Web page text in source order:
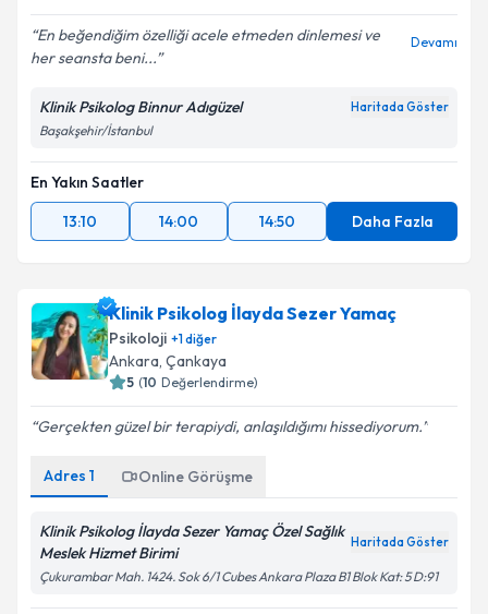
En beğendiğim özelliği acele etmeden dinlemesi ve
her seansta beni...
Devamı
Klinik Psikolog Binnur Adıgüzel Haritada Göster
Başakşehir/İstanbul
En Yakın Saatler
13:10
14:00 14:50 Daha Fazla
Klinik Psikolog İlayda Sezer Yamaç
Psikoloji +1diğer
Ankara, Çankaya
5 (10 Değerlendirme)
Gerçekten güzel bir terapiydi, anlaşıldığımı hissediyorum.
Adres 1 Online Görüşme
Klinik Psikolog İlayda Sezer Yamaç Özel Sağlık
Meslek Hizmet Birimi
Haritada Göster
Çukurambar Mah. 1424. Sok 6/1 Cubes Ankara Plaza B1 Blok Kat: 5 D:91